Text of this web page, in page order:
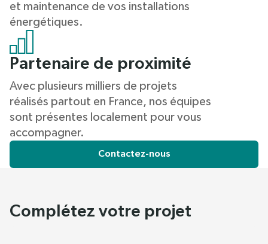
et maintenance de vos installations
énergétiques.
Partenaire de proximité
Avec plusieurs milliers de projets
réalisés partout en France, nos équipes
sont présentes localement pour vous
accompagner.
Contactez-nous
Complétez votre projet